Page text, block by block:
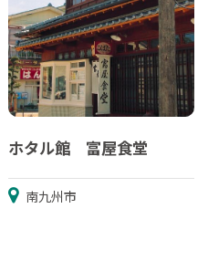
ホタル館 富屋食堂
南九州市